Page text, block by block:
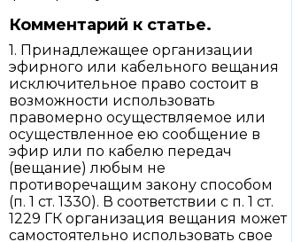
Комментарий к статье.
1. Принадлежащее организации
эфирного или кабельного вещания
исключительное право состоит в
возможности использовать
правомерно осуществляемое или
осуществленное ею сообщение в
эфир или по кабелю передач
(вещание) любым не
противоречащим закону способом
(п. 1 ст. 1330). В соответствии с п. 1 ст.
1229 ГК организация вещания может
самостоятельно использовать свое